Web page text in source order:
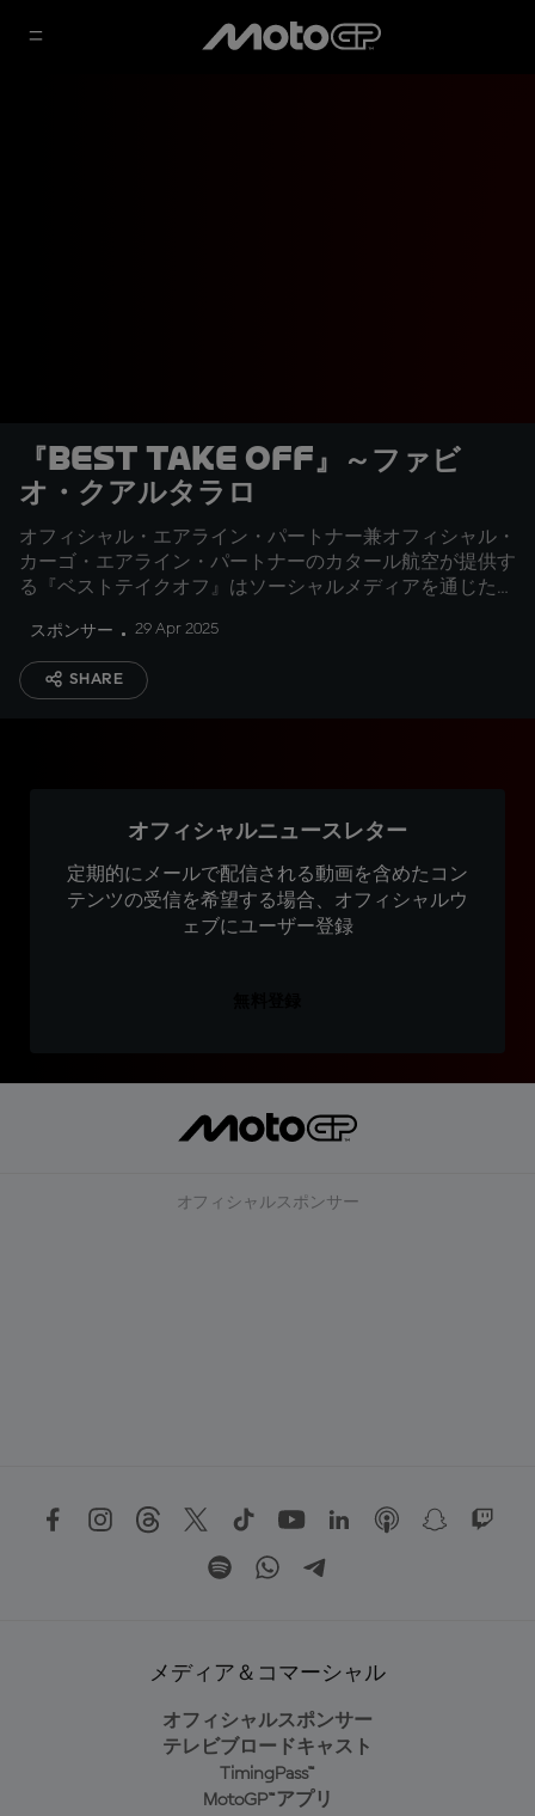
『Best Take Off』～ファビ
オ・クアルタラロ
オフィシャル・エアライン・パートナー兼オフィシャル・
カーゴ・エアライン・パートナーのカタール航空が提供す
る『ベストテイクオフ』はソーシャルメディアを通じた投
ップを維持したファビオ・クアルタラロが受賞
スポンサー 29 Apr 2025
SHARE
オフィシャルニュースレター
定期的にメールで配信される動画を含めたコン
テンツの受信を希望する場合、オフィシャルウ
ェブにユーザー登録
オフィシャルスポンサー
メディア＆コマーシャル
オフィシャルスポンサー
テレビブロードキャスト
TimingPass™
MotoGP™アプリ